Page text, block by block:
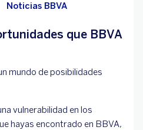
Noticias BBVA
que BBVA
mundo de posibilidades
vulnerabilidad en los
hayas encontrado en BBVA,